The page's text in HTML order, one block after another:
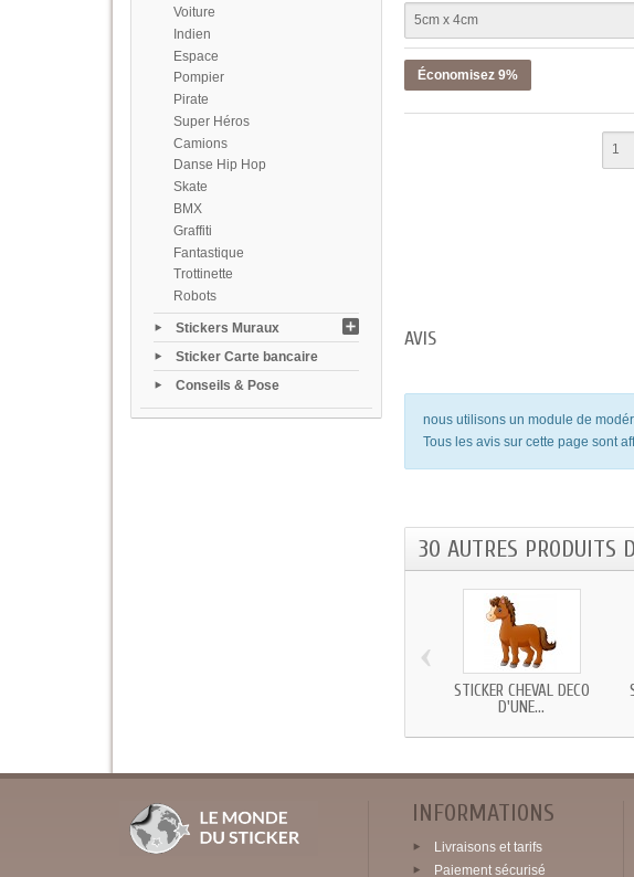
Voiture
Indien
Espace
Pompier
Pirate
Super Héros
Camions
Danse Hip Hop
Skate
BMX
Graffiti
Fantastique
Trottinette
Robots
Stickers Muraux
Sticker Carte bancaire
Conseils & Pose
Économisez 9%
AVIS
nous utilisons un module de
Tous les avis sur cette page sont
30 AUTRES PRODUITS
STICKER CHEVAL DECO
D'UNE...
‹
INFORMATIONS
Livraisons et tarifs
Paiement sécurisé